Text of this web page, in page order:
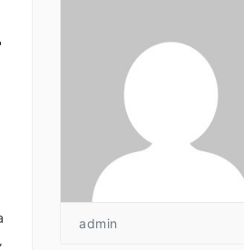
admin